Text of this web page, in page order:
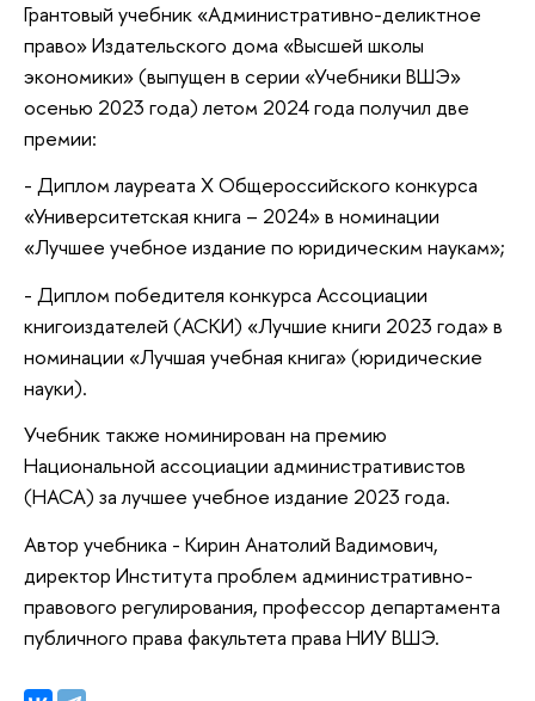
Грантовый учебник «Административно-деликтное
право» Издательского дома «Высшей школы
экономики» (выпущен в серии «Учебники ВШЭ»
осенью 2023 года) летом 2024 года получил две
премии:
- Диплом лауреата Х Общероссийского конкурса
«Университетская книга – 2024» в номинации
«Лучшее учебное издание по юридическим наукам»;
- Диплом победителя конкурса Ассоциации
книгоиздателей (АСКИ) «Лучшие книги 2023 года» в
номинации «Лучшая учебная книга» (юридические
науки).
Учебник также номинирован на премию
Национальной ассоциации административистов
(НАСА) за лучшее учебное издание 2023 года.
Автор учебника - Кирин Анатолий Вадимович,
директор Института проблем административно-
правового регулирования, профессор департамента
публичного права факультета права НИУ ВШЭ.